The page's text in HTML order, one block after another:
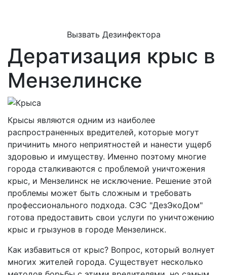
Вызвать Дезинфектора
Дератизация крыс в
Мензелинске
Крысы являются одним из наиболее
распространенных вредителей, которые могут
причинить много неприятностей и нанести ущерб
здоровью и имуществу. Именно поэтому многие
города сталкиваются с проблемой уничтожения
крыс, и Мензелинск не исключение. Решение этой
проблемы может быть сложным и требовать
профессионального подхода. СЭС "ДезЭкоДом"
готова предоставить свои услуги по уничтожению
крыс и грызунов в городе Мензелинск.
Как избавиться от крыс? Вопрос, который волнует
многих жителей города. Существует несколько